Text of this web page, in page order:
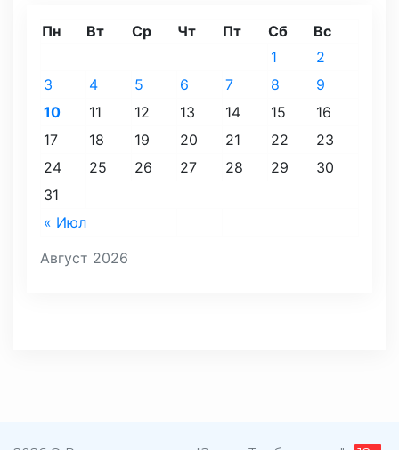
Август 2026
Пн Вт Ср Чт Пт Сб Вс
« Июл
1
2
3
4 5 6 7 8
9
10
11 12 13 14 15
16
17
18 19 20 21 22
23
24
25 26 27 28 29
30
31